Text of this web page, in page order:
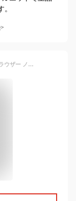
[Hanes] メンズ チノパン チノストレッチ トラウザー ノータックパンツ (JP, 数字サイズ, 88, ベージュ)